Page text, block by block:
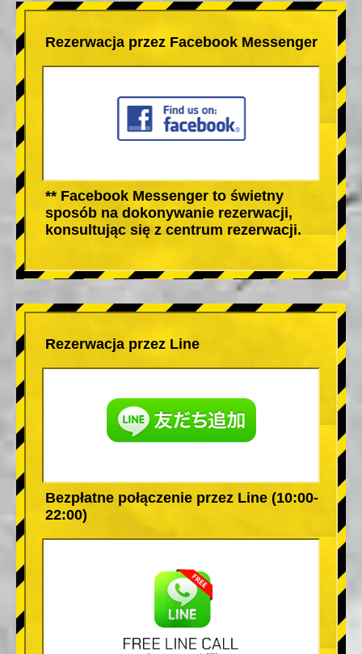
Rezerwacja przez Facebook Messenger
** Facebook Messenger to świetny
sposób na dokonywanie rezerwacji,
konsultując się z centrum rezerwacji.
Rezerwacja przez Line
Bezpłatne połączenie przez Line (10:00-
22:00)